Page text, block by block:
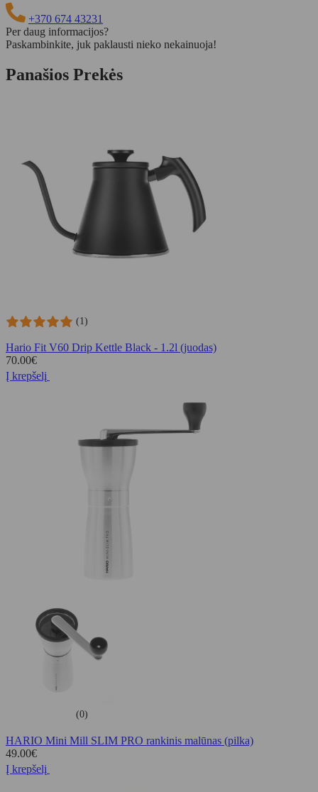
+370 674 43231
Per daug informacijos?
Paskambinkite, juk paklausti nieko nekainuoja!
Panašios Prekės
(1)
Hario Fit V60 Drip Kettle Black - 1.2l (juodas)
70.00€
Į krepšelį
(0)
HARIO Mini Mill SLIM PRO rankinis malūnas (pilka)
49.00€
Į krepšelį